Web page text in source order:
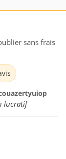
sans frais
lucratif